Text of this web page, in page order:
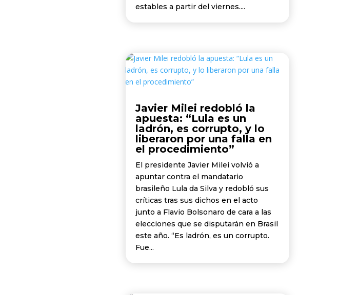
estables a partir del viernes....
Javier Milei redobló la
apuesta: “Lula es un
ladrón, es corrupto, y lo
liberaron por una falla en
el procedimiento”
El presidente Javier Milei volvió a
apuntar contra el mandatario
brasileño Lula da Silva y redobló sus
críticas tras sus dichos en el acto
junto a Flavio Bolsonaro de cara a las
elecciones que se disputarán en Brasil
este año. “Es ladrón, es un corrupto.
Fue...